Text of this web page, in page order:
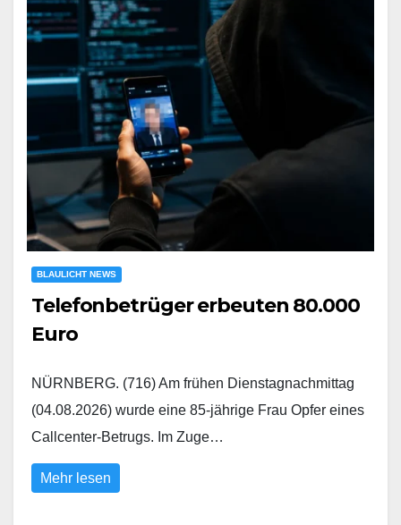
BLAULICHT NEWS
Telefonbetrüger erbeuten 80.000
Euro
NÜRNBERG. (716) Am frühen Dienstagnachmittag
(04.08.2026) wurde eine 85-jährige Frau Opfer eines
Callcenter-Betrugs. Im Zuge…
Mehr lesen